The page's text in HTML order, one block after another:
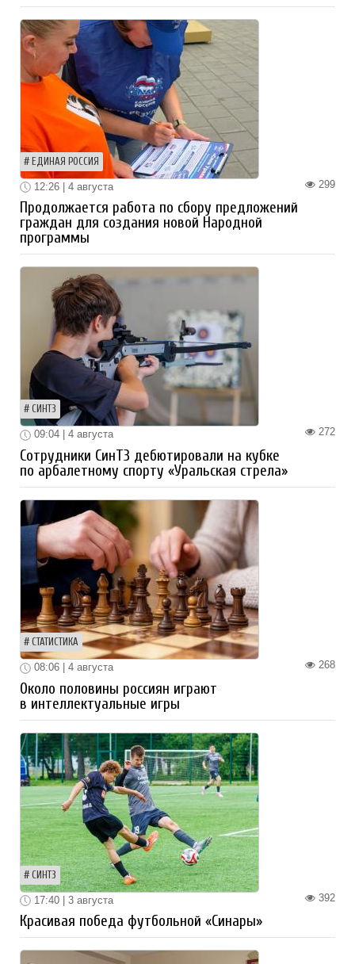
ЕДИНАЯ РОССИЯ
299
12:26 | 4 августа
Продолжается работа по сбору предложений
граждан для создания новой Народной
программы
СИНТЗ
272
09:04 | 4 августа
Сотрудники СинТЗ дебютировали на кубке
по арбалетному спорту «Уральская стрела»
СТАТИСТИКА
268
08:06 | 4 августа
Около половины россиян играют
в интеллектуальные игры
СИНТЗ
392
17:40 | 3 августа
Красивая победа футбольной «Синары»